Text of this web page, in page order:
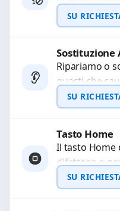
audio delle
chiamate.
SU
Ripariamo o
guasti che
basso o
alta qualità
SU
Tasto Home
Il tasto Home
difettoso o
ripariamo il
alta...
SU